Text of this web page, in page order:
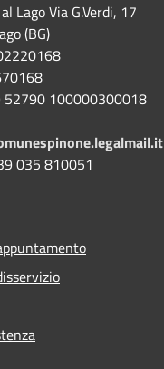
Lago Via G.Verdi, 17
(BG)
52790 100000300018
035 810051